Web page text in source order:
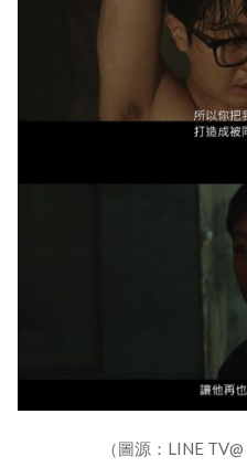
（圖源：LINE